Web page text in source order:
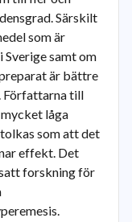
Särskilt
som är
Sverige samt om
är bättre
Författarna till
låga
som att det
effekt. Det
forskning för